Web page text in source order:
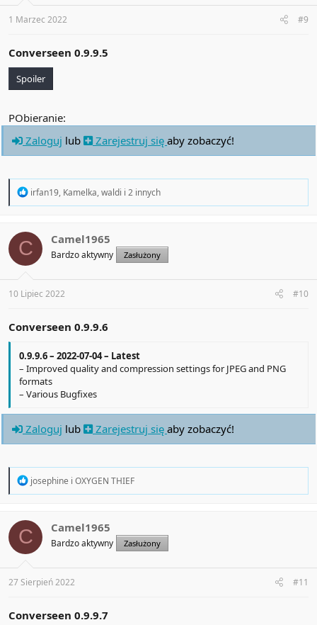
s
:
1 Marzec 2022 #9
Converseen 0.9.9.5
Spoiler
PObieranie:
Zaloguj lub Zarejestruj się aby zobaczyć!
R
t
i
s
:
irfan19, Kamelka,waldi i 2 innych
C Camel1965
Bardzo aktywny Zasłużony
10 Lipiec 2022 #10
Converseen 0.9.9.6
0.9.9.6 – 2022-07-04 – Latest
– Improved quality and compression settings for JPEG and PNG
formats
– Various Bugfixes
Zaloguj lub Zarejestruj się aby zobaczyć!
R
t
i
s
:
josephine i OXYGEN THIEF
C Camel1965
Bardzo aktywny Zasłużony
27 Sierpień 2022 #11
Converseen 0.9.9.7